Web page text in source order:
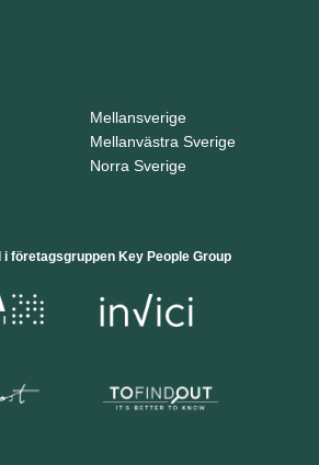
Mellansverige
Mellanvästra Sverige
Norra Sverige
i företagsgruppen Key People Group